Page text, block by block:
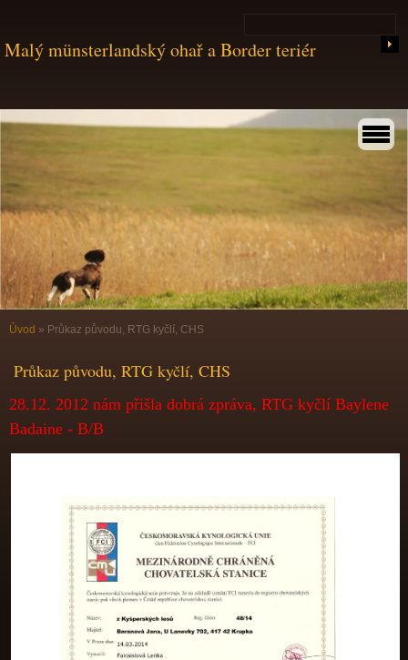
Malý münsterlandský ohař a Border teriér
Úvod » Průkaz původu, RTG kyčlí, CHS
Průkaz původu, RTG kyčlí, CHS
28.12. 2012 nám přišla dobrá zpráva, RTG kyčlí Baylene
Badaine - B/B